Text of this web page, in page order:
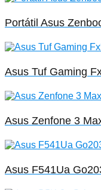
Portátil Asus
Asus Tuf Gaming
Asus Zenfone 3
Asus F541Ua